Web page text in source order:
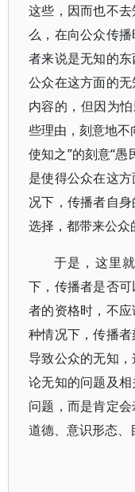
这些，因而也不
么，在向公众传
者来说是无知的
公众在这方面的
内容的，但因为
些理由，刻意地不
使知之”的刻意“
是使得公众在这
况下，传播者自
选择，都带来公众
于是，这里
下，传播者是否
者的资格时，不
种情况下，传播
导致公众的无知
论无知的问题及
问题，而是肯定
道德、意识形态、